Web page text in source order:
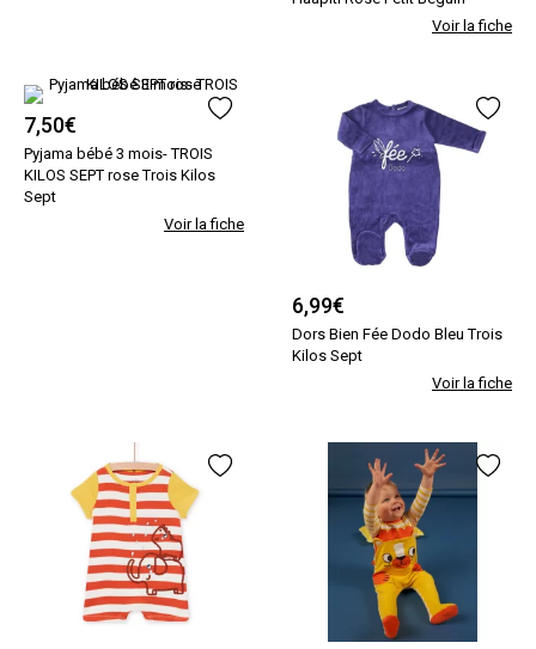
Voir la fiche
7,50€
Pyjama bébé 3 mois- TROIS
KILOS SEPT rose Trois Kilos
Sept
Voir la fiche
6,99€
Dors Bien Fée Dodo Bleu Trois
Kilos Sept
Voir la fiche